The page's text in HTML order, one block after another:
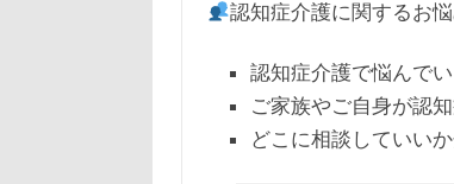
認知症介護に関するお
認知症介護で悩んで
ご家族やご自身が認
どこに相談していい